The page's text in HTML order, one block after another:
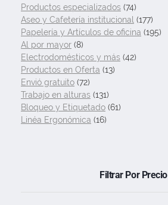
Productos especializados (74)
Aseo y Cafetería institucional (177)
Papelería y Artículos de oficina (195)
Al por mayor (8)
Electrodomésticos y más (42)
Productos en Oferta (13)
Envió gratuito (72)
Trabajo en alturas (131)
Bloqueo y Etiquetado (61)
Linéa Ergonómica (16)
Filtrar Por Precio